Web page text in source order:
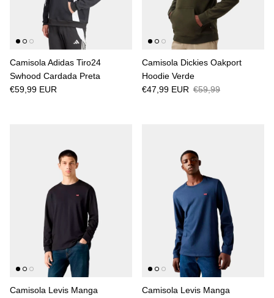
Camisola Adidas Tiro24
Swhood Cardada Preta
€59,99 EUR
Camisola Dickies Oakport
Hoodie Verde
€47,99 EUR €59,99
Camisola Levis Manga
Camisola Levis Manga